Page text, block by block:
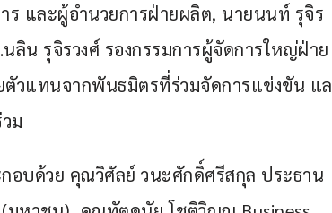
ร และผู้อำนวยการฝ่ายผลิต, นายนนท์ รุจิร
ลิน รุจิรวงศ์ รองกรรมการผู้จัดการใหญ่ฝ่าย
วแทนจากพันธมิตรที่ร่วมจัดการแข่งขัน แ
ม
บด้วย คุณวิศัลย์ วนะศักดิ์ศรีสกุล ประธาน